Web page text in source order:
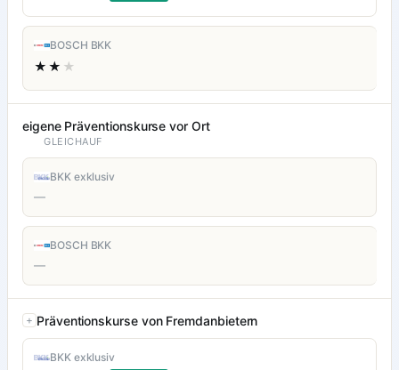
BOSCH BKK
★★ ★
eigene Präventionskurse vor Ort
GLEICHAUF
BKK exklusiv
—
BOSCH BKK
—
Präventionskurse von Fremdanbietern
BKK exklusiv